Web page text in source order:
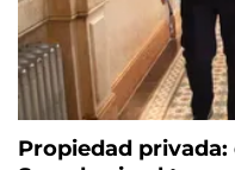
Propiedad privada: